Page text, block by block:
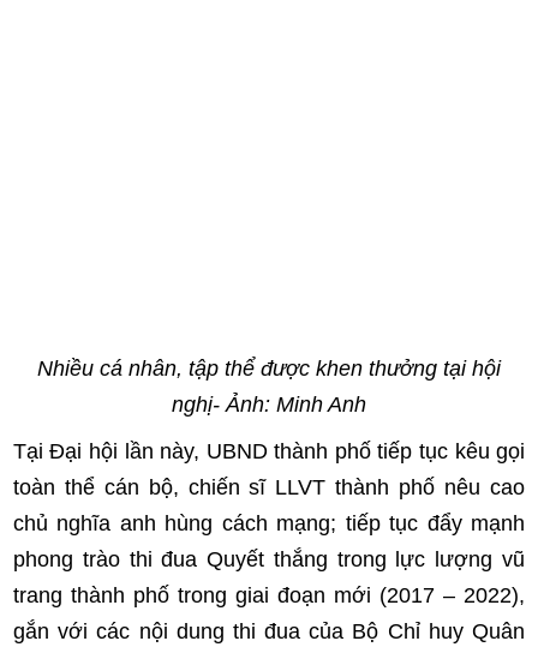
Nhiều cá nhân, tập thể được khen thưởng tại hội
nghị- Ảnh: Minh Anh
Tại Đại hội lần này, UBND thành phố tiếp tục kêu gọi
toàn thể cán bộ, chiến sĩ LLVT thành phố nêu cao
chủ nghĩa anh hùng cách mạng; tiếp tục đẩy mạnh
phong trào thi đua Quyết thắng trong lực lượng vũ
trang thành phố trong giai đoạn mới (2017 – 2022),
gắn với các nội dung thi đua của Bộ Chỉ huy Quân